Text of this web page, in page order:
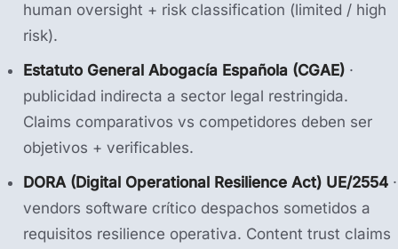
human oversight + risk classification (limited / high
risk).
Estatuto General Abogacía Española (CGAE) ·
publicidad indirecta a sector legal restringida.
Claims comparativos vs competidores deben ser
objetivos + verificables.
DORA (Digital Operational Resilience Act) UE/2554 ·
vendors software crítico despachos sometidos a
requisitos resilience operativa. Content trust claims